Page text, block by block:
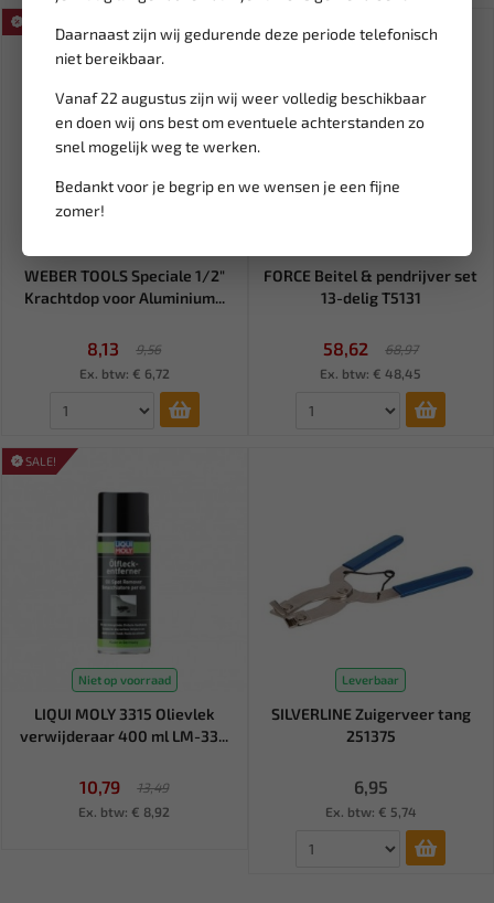
Daarnaast zijn wij gedurende deze periode telefonisch
niet bereikbaar.
Vanaf 22 augustus zijn wij weer volledig beschikbaar
en doen wij ons best om eventuele achterstanden zo
snel mogelijk weg te werken.
Bedankt voor je begrip en we wensen je een fijne
zomer!
WEBER TOOLS Speciale 1/2"
Krachtdop voor Aluminium...
8,13
9,56
Ex. btw: € 6,72
FORCE Beitel & pendrijver set
13-delig T5131
58,62
68,97
Ex. btw: € 48,45
SALE!
Niet op voorraad
LIQUI MOLY 3315 Olievlek
verwijderaar 400 ml LM-33...
10,79
13,49
Ex. btw: € 8,92
Leverbaar
SILVERLINE Zuigerveer tang
251375
6,95
Ex. btw: € 5,74